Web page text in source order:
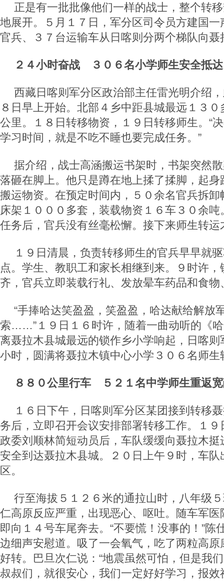
正是有一批批像他们一样的战士，整个转
地展开。５月１７日，军分区司令员方建国
官兵、３７台运输车从日喀则分两个梯队向
２４小时奋战 ３０６名小学师生安全抵
西藏日喀则军分区政治部主任雷光明介绍
８日早上开始。北部４乡中距县城最远１３
公里。１８日转移物资，１９日转移师生。“
学习时间，就是不吃不睡也要完成任务。”
据介绍，战士高涵搬运书架时，书架突然
落砸在脚上。他只是蹲在地上揉了揉脚，起
搬运物资。在预定时间内，５０余名官兵拆
床架１０００多套，装载物资１６车３０余
任务后，官兵没有丝毫松懈。接下来师生转运
１９日清晨，负责转移师生的官兵早早就
点。学生、教职工和家长相继到来。９时许
齐，官兵立即装载行礼、发放晕车药品和食
“手捧哈达笑盈盈，笑盈盈，哈达献给解放
索……”１９日１６时许，随着一曲动听的《
离聂拉木县城最远的锁作乡小学响起，日喀
小时，圆满将聂拉木镇中心小学３０６名师
８８０公里行车 ５２１名中学师生重返
１６日下午，日喀则军分区某团接到转移
务后，立即召开会议安排部署转移工作。１
政委刘顺林简短动员后，车队缓缓向聂拉木
安全到达聂拉木县城。２０日上午９时，车
区。
行至海拔５１２６米的通拉山时，八年级
仁高原反应严重，出现恶心、呕吐。随车军
即向１４号车尾奔去。“不要慌！没事的！”陈
边细声安慰道。吸了一会氧气，吃了两粒高
好转。巴旦次仁说：“地震虽然可怕，但是我
叔叔们，就很安心，我们一定好好学习，报效